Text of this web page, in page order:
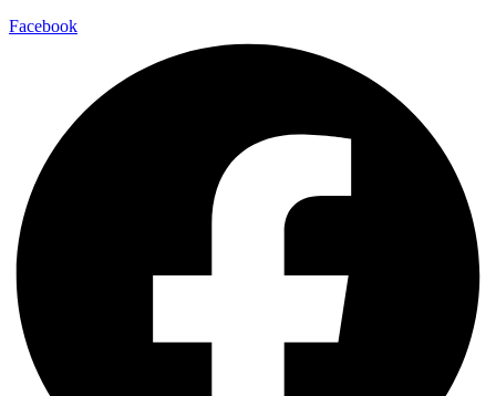
Facebook